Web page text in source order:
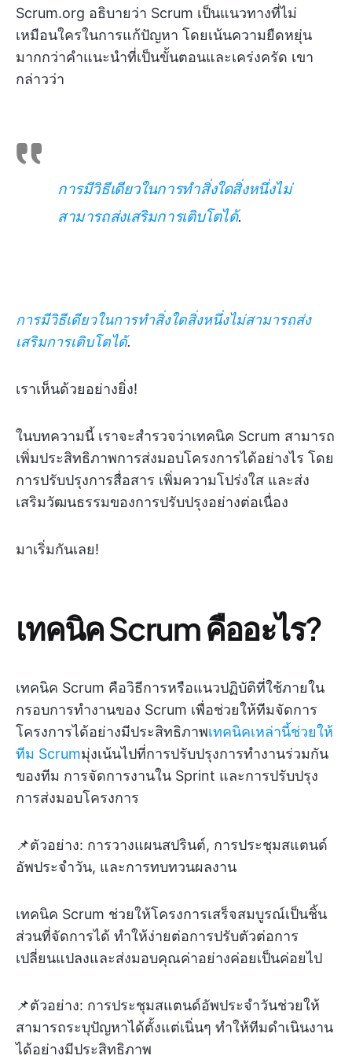
Scrum.org อธิบายว่า Scrum เป็นแนวทางที่ไม่
เหมือนใครในการแก้ปัญหา โดยเน้นความยืดหยุ่น
มากกว่าคำแนะนำที่เป็นขั้นตอนและเคร่งครัด เขา
กล่าวว่า
การมีวิธีเดียวในการทำสิ่งใดสิ่งหนึ่งไม่
สามารถส่งเสริมการเติบโตได้.
การมีวิธีเดียวในการทำสิ่งใดสิ่งหนึ่งไม่สามารถส่ง
เสริมการเติบโตได้.
เราเห็นด้วยอย่างยิ่ง!
ในบทความนี้ เราจะสำรวจว่าเทคนิค Scrum สามารถ
เพิ่มประสิทธิภาพการส่งมอบโครงการได้อย่างไร โดย
การปรับปรุงการสื่อสาร เพิ่มความโปร่งใส และส่ง
เสริมวัฒนธรรมของการปรับปรุงอย่างต่อเนื่อง
มาเริ่มกันเลย!
เทคนิค Scrum คืออะไร?
เทคนิค Scrum คือวิธีการหรือแนวปฏิบัติที่ใช้ภายใน
กรอบการทำงานของ Scrum เพื่อช่วยให้ทีมจัดการ
โครงการได้อย่างมีประสิทธิภาพเทคนิคเหล่านี้ช่วยให้
ทีม Scrumมุ่งเน้นไปที่การปรับปรุงการทำงานร่วมกัน
ของทีม การจัดการงานใน Sprint และการปรับปรุง
การส่งมอบโครงการ
📌ตัวอย่าง: การวางแผนสปรินต์, การประชุมสแตนด์
อัพประจำวัน, และการทบทวนผลงาน
เทคนิค Scrum ช่วยให้โครงการเสร็จสมบูรณ์เป็นชิ้น
ส่วนที่จัดการได้ ทำให้ง่ายต่อการปรับตัวต่อการ
เปลี่ยนแปลงและส่งมอบคุณค่าอย่างค่อยเป็นค่อยไป
📌ตัวอย่าง: การประชุมสแตนด์อัพประจำวันช่วยให้
สามารถระบุปัญหาได้ตั้งแต่เนิ่นๆ ทำให้ทีมดำเนินงาน
ได้อย่างมีประสิทธิภาพ